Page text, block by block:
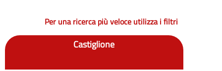
Per una ricerca più veloce utilizza i filtri
Castiglione